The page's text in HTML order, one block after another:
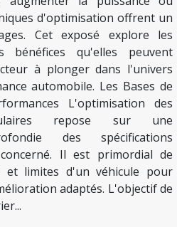
d'optimisation offrent un
Cet exposé explore les
qu'elles peuvent
à plonger dans l'univers
automobile. Les Bases de
L'optimisation des
repose sur une
des spécifications
Il est primordial de
et limites d'un véhicule pour
adaptés. L'objectif de